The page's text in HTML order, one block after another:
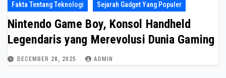
Fakta Tentang Teknologi Sejarah Gadget Yang Populer
Nintendo Game Boy, Konsol Handheld
Legendaris yang Merevolusi Dunia Gaming
DECEMBER 28, 2025 ADMIN